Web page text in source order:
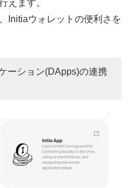
えます。
Initiaウォレットの便利さを
ーション(DApps)の連携